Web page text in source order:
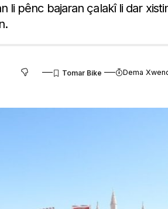
li pênc bajaran çalakî li dar
Dema